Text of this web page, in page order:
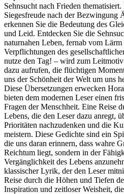
Sehnsucht nach Frieden
Siegesfreude nach der Bezwingung
erkennen Sie die Bedeutung des
und Leid. Entdecken Sie die
naturnahen Leben, fernab vom Lärm
Verpflichtungen des
nutze den Tag! – wird zum
dazu aufrufen, die flüchtigen
uns der Schönheit der Welt um uns
Diese Übersetzungen erwecken
bieten dem modernen Leser einen
Fragen der Menschheit. Eine Reise
Lebens, die den Leser dazu anregt,
Prioritäten nachzudenken und die
meistern. Diese Gedichte sind ein
die uns daran erinnern, dass wahre
Reichtum liegt, sondern in der
Vergänglichkeit des Lebens
klassischer Lyrik, der den Leser
Reise durch die Höhen und Tiefen
Inspiration und zeitloser Weisheit,